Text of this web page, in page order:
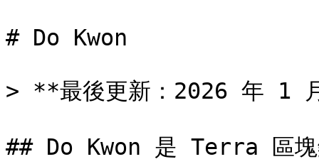
# Do Kwon
> **最後更新：2026 年 1
## Do Kwon 是 Terra 區塊